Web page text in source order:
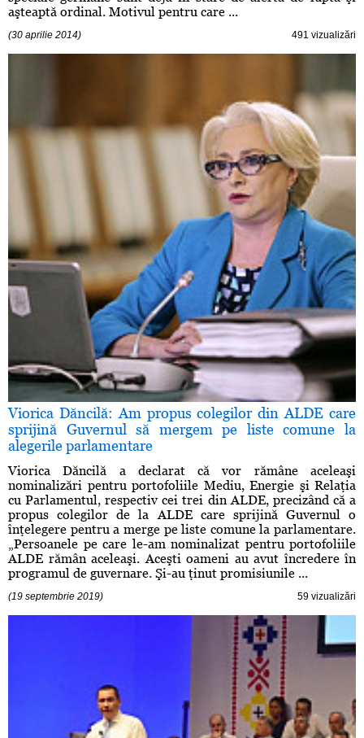
aşteaptă ordinal. Motivul pentru care ...
(30 aprilie 2014) 491 vizualizări
Viorica Dăncilă: Am propus colegilor din ALDE care
sprijină Guvernul să mergem pe liste comune la
alegerile parlamentare
Viorica Dăncilă a declarat că vor rămâne aceleaşi
nominalizări pentru portofoliile Mediu, Energie şi Relaţia
cu Parlamentul, respectiv cei trei din ALDE, precizând că a
propus colegilor de la ALDE care sprijină Guvernul o
înţelegere pentru a merge pe liste comune la parlamentare.
„Persoanele pe care le-am nominalizat pentru portofoliile
ALDE rămân aceleaşi. Aceşti oameni au avut încredere în
programul de guvernare. Şi-au ţinut promisiunile ...
(19 septembrie 2019) 59 vizualizări